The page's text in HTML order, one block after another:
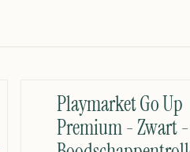
Playmarket Go Up
Premium - Zwart -